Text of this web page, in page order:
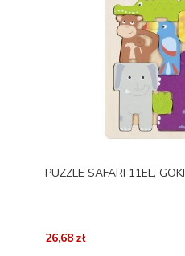
PUZZLE SAFARI 11EL, GOKI
26,68 zł